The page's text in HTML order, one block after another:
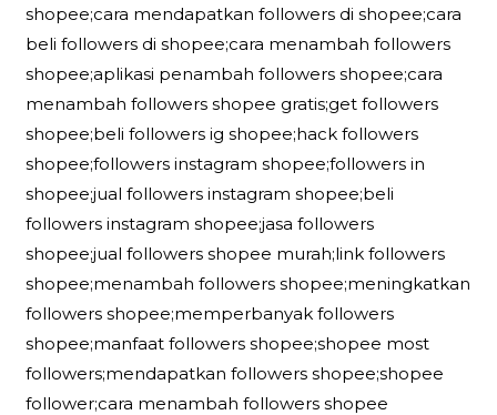
shopee;cara mendapatkan followers di shopee;cara
beli followers di shopee;cara menambah followers
shopee;aplikasi penambah followers shopee;cara
menambah followers shopee gratis;get followers
shopee;beli followers ig shopee;hack followers
shopee;followers instagram shopee;followers in
shopee;jual followers instagram shopee;beli
followers instagram shopee;jasa followers
shopee;jual followers shopee murah;link followers
shopee;menambah followers shopee;meningkatkan
followers shopee;memperbanyak followers
shopee;manfaat followers shopee;shopee most
followers;mendapatkan followers shopee;shopee
follower;cara menambah followers shopee